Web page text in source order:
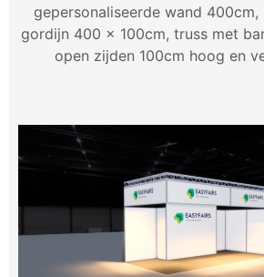
gepersonaliseerde wand
gordijn 400 x 100cm, truss met
open zijden 100cm hoog en